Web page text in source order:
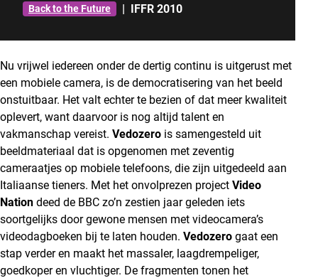
Back to the Future | IFFR 2010
Nu vrijwel iedereen onder de dertig continu is uitgerust met
een mobiele camera, is de democratisering van het beeld
onstuitbaar. Het valt echter te bezien of dat meer kwaliteit
oplevert, want daarvoor is nog altijd talent en
vakmanschap vereist. Vedozero is samengesteld uit
beeldmateriaal dat is opgenomen met zeventig
cameraatjes op mobiele telefoons, die zijn uitgedeeld aan
Italiaanse tieners. Met het onvolprezen project Video
Nation deed de BBC zo’n zestien jaar geleden iets
soortgelijks door gewone mensen met videocamera’s
videodagboeken bij te laten houden. Vedozero gaat een
stap verder en maakt het massaler, laagdrempeliger,
goedkoper en vluchtiger. De fragmenten tonen het